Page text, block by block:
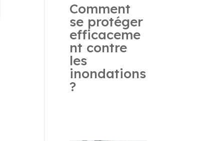
Comment
se protéger
efficaceme
nt contre
les
inondations
?